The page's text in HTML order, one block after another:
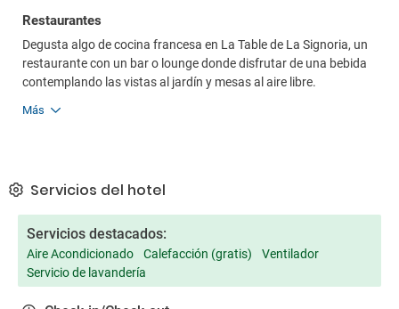
Restaurantes
Degusta algo de cocina francesa en La Table de La Signoria, un
restaurante con un bar o lounge donde disfrutar de una bebida
contemplando las vistas al jardín y mesas al aire libre.
Más
Servicios del hotel
Servicios destacados:
Aire Acondicionado Calefacción (gratis)
Ventilador
Servicio de lavandería